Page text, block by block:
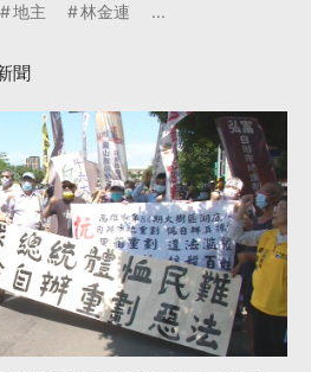
地主 林金連 ...
聞